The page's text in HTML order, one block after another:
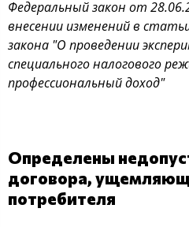
Федеральный закон от
внесении изменений в
закона "О проведении
специального налогового
профессиональный доход"
Определены
договора,
потребителя